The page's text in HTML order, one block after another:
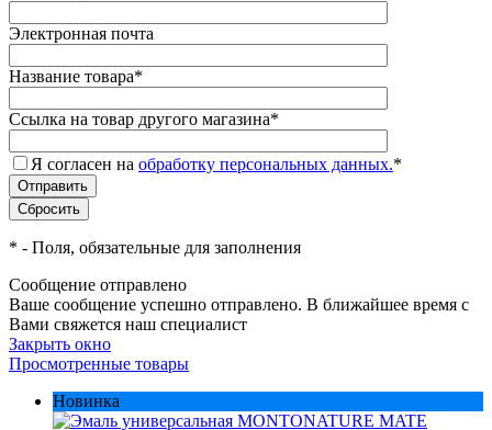
Электронная почта
Название товара*
Ссылка на товар другого магазина*
Я согласен на обработку персональных данных.*
* - Поля, обязательные для заполнения
Сообщение отправлено
Ваше сообщение успешно отправлено. В ближайшее время с
Вами свяжется наш специалист
Закрыть окно
Просмотренные товары
Новинка